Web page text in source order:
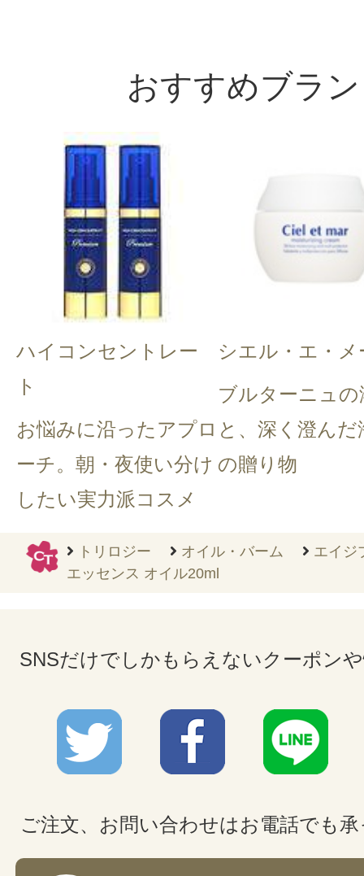
おすすめブラ
ハイコンセントレー
ト
お悩みに沿ったアプロ
ーチ。朝・夜使い分け
したい実力派コスメ
シエル・エ・メ
ブルターニュの
と、深く澄んだ
の贈り物
トリロジー オイル・バーム
エイジ
エッセンス オイル20ml
SNSだけでしかもらえないクーポン
ご注文、お問い合わせはお電話でも